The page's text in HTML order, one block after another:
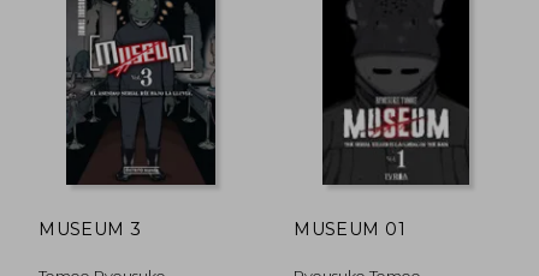
40%
dcto.
S/ 119,50
S/ 71,70
40%
dcto.
MUSEUM 3 MUSEUM 01